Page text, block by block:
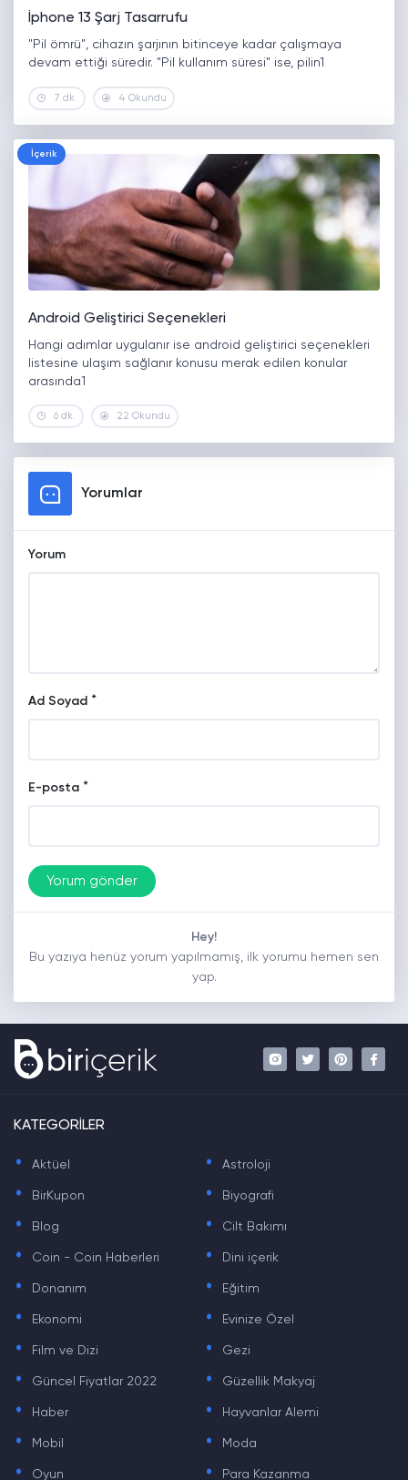
İphone 13 Şarj Tasarrufu
"Pil ömrü", cihazın şarjının bitinceye kadar çalışmaya
devam ettiği süredir. "Pil kullanım süresi" ise, pilin1
7 dk. 4 Okundu
İçerik
Android Geliştirici Seçenekleri
Hangi adımlar uygulanır ise android geliştirici seçenekleri
listesine ulaşım sağlanır konusu merak edilen konular
arasında1
6 dk. 22 Okundu
Yorumlar
Yorum
Ad Soyad *
E-posta *
Hey!
Bu yazıya henüz yorum yapılmamış, ilk yorumu hemen sen
yap.
KATEGORİLER
. Aktüel . Astroloji
. BirKupon . Biyografi
. Blog . Cilt Bakımı
. Coin - Coin Haberleri . Dini içerik
. Donanım . Eğitim
. Ekonomi . Evinize Özel
. Film ve Dizi . Gezi
. Güncel Fiyatlar 2022 . Güzellik Makyaj
. Haber . Hayvanlar Alemi
. Mobil . Moda
. Oyun . Para Kazanma